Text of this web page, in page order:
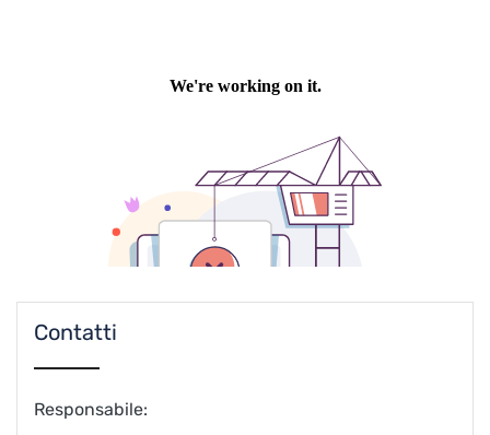
Contatti
Responsabile: